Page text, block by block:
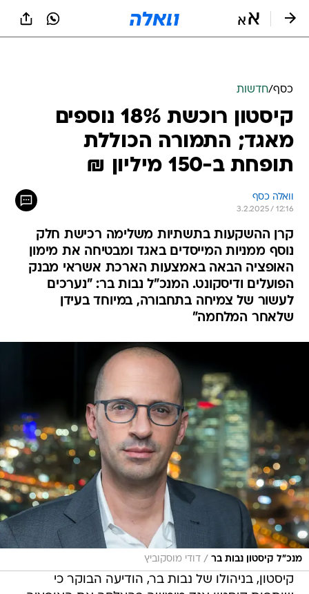
כסף/חדשות
קיסטון רוכשת 18% נוספים
מאגד; התמורה הכוללת
תופחת ב-150 מיליון ₪
וואלה כסף
3.2.2025 / 12:16
קרן ההשקעות בתשתיות משלימה רכישת חלק
נוסף ממניות המייסדים באגד ומבטיחה את מימון
האופציה הבאה באמצעות הארכת אשראי מבנק
הפועלים ודיסקונט. המנכ"ל נבות בר: "נערכים
לעשור של צמיחה בתחבורה, במיוחד בעידן
שלאחר המלחמה"
מנכ"ל קיסטון נבות בר / דודי מוסקוביץ
קיסטון, בניהולו של נבות בר, הודיעה הבוקר כי